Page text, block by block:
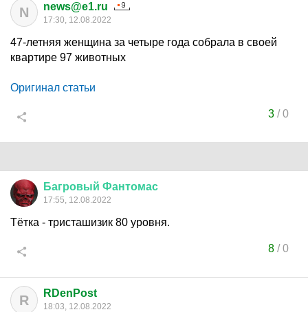
N news@e1.ru
17:30, 12.08.2022
47-летняя женщина за четыре года собрала в своей
квартире 97 животных
Оригинал статьи
3/0
Багровый Фантомас
17:55, 12.08.2022
Тётка - тристашизик 80 уровня.
8/0
R RDenPost
18:03, 12.08.2022